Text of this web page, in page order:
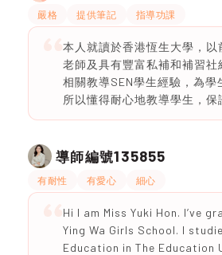
嚴格 提供筆記 指導功課
本人就讀於香港恆生大學，以
老師及具有豐富私補和補習社
相關教導SEN學生經驗，為學
所以懂得耐心地教導學生，保
導師編號135855
有耐性 有愛心 細心
Hi I am Miss Yuki Hon. I’ve
Ying Wa Girls School. I
Education in The Education